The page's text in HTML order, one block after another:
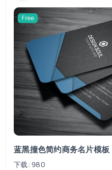
Free
蓝黑撞色简约商务名片模板
下载: 980